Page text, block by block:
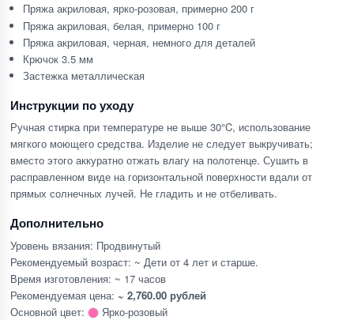
Пряжа акриловая, ярко-розовая, примерно 200 г
Пряжа акриловая, белая, примерно 100 г
Пряжа акриловая, черная, немного для деталей
Крючок 3.5 мм
Застежка металлическая
Инструкции по уходу
Ручная стирка при температуре не выше 30°C, использование
мягкого моющего средства. Изделие не следует выкручивать;
вместо этого аккуратно отжать влагу на полотенце. Сушить в
расправленном виде на горизонтальной поверхности вдали от
прямых солнечных лучей. Не гладить и не отбеливать.
Дополнительно
Уровень вязания: Продвинутый
Рекомендуемый возраст: ~ Дети от 4 лет и старше.
Время изготовления: ~ 17 часов
Рекомендуемая цена: ~ 2,760.00 рублей
Основной цвет:
Ярко-розовый